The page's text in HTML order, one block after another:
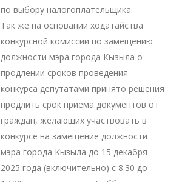
по выбору налогоплательщика.
Так же на основании ходатайства
конкурсной комиссии по замещению
должности мэра города Кызыла о
продлении сроков проведения
конкурса депутатами принято решения
продлить срок приема документов от
граждан, желающих участвовать в
конкурсе на замещение должности
мэра города Кызыла до 15 декабря
2025 года (включительно) с 8.30 до